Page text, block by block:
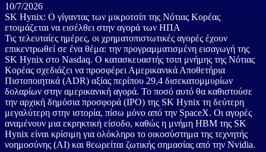
10/7/2026
SK Hynix: Ο γίγαντας των μικροτσίπ της Νότιας Κορέας
ετοιμάζεται να εισέλθει στην αγορά των ΗΠΑ
Τις τελευταίες ημέρες, οι χρηματοπιστωτικές αγορές έχουν
επικεντρωθεί σε ένα θέμα: την προγραμματισμένη εισαγωγή της
SK Hynix στο Nasdaq. Ο κατασκευαστής τσιπ μνήμης της Νότιας
Κορέας σχεδιάζει να προσφέρει Αμερικανικά Αποθετήρια
Πιστοποιητικά (ADR) αξίας περίπου 29,4 δισεκατομμυρίων
δολαρίων στην αμερικανική αγορά. Το ποσό αυτό θα καθιστούσε
την αρχική δημόσια προσφορά (IPO) της SK Hynix τη δεύτερη
μεγαλύτερη στην ιστορία, πίσω μόνο από την SpaceX. Οι αγορές
αναμένουν μια εκρηκτική είσοδο, καθώς η μνήμη HBM της SK
Hynix είναι κρίσιμη για ολόκληρο το οικοσύστημα της τεχνητής
νοημοσύνης (AI) και θεωρείται ζωτικής σημασίας από την Nvidia.